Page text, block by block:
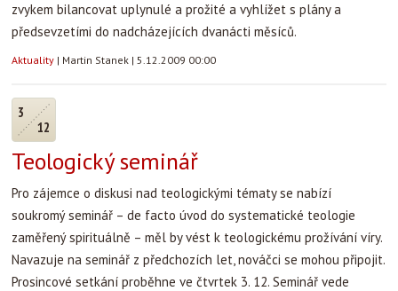
zvykem bilancovat uplynulé a prožité a vyhlížet s plány a
předsevzetími do nadcházejících dvanácti měsíců.
Aktuality | Martin Stanek | 5.12.2009 00:00
3
12
Teologický seminář
Pro zájemce o diskusi nad teologickými tématy se nabízí
soukromý seminář – de facto úvod do systematické teologie
zaměřený spirituálně – měl by vést k teologickému prožívání víry.
Navazuje na seminář z předchozích let, nováčci se mohou připojit.
Prosincové setkání proběhne ve čtvrtek 3. 12. Seminář vede